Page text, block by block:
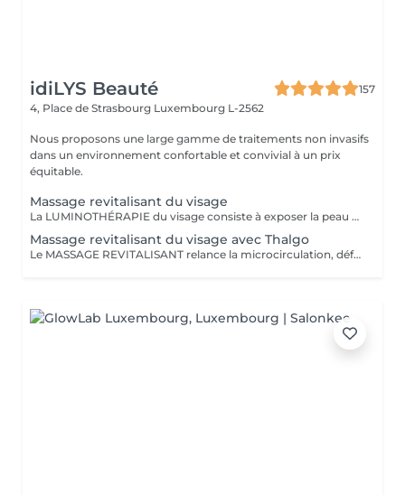
idiLYS Beauté
157
4, Place de Strasbourg Luxembourg L-2562
Nous proposons une large gamme de traitements non invasifs
dans un environnement confortable et convivial à un prix
équitable.
Massage revitalisant du visage
La LUMINOTHÉRAPIE du visage consiste à exposer la peau à des lumières LED afin de stimuler le renouvellement cellulaire et améliorer l'éclat du teint.
Massage revitalisant du visage avec Thalgo
Le MASSAGE REVITALISANT relance la microcirculation, défatigue les traits du visage et redonne fraicheur à la peau. La LUMINOTHÉRAPIE du visage consiste à exposer la peau à des lumières LED afin de stimuler le renouvellement cellulaire et améliorer l'éclat du teint.